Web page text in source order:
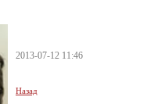
2013-07-12 11:46
Назад